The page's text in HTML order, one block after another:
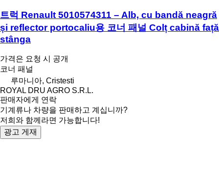
트럭 Renault 5010574311 – Alb, cu bandă neagră
și reflector portocaliu용 코너 패널 Colț cabină față
stânga
가격은 요청 시 공개
코너 패널
루마니아, Cristesti
ROYAL DRU AGRO S.R.L.
판매자에게 연락
기계류나 차량을 판매하고 계십니까?
저희와 함께라면 가능합니다!
광고 게재